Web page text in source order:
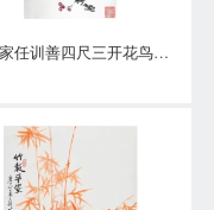
画家任训善四尺三开花鸟画作品《硕果》